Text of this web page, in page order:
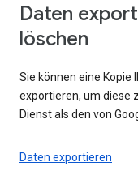
Daten
löschen
Sie können eine Kopie
exportieren, um diese
Dienst als den von
Daten exportieren